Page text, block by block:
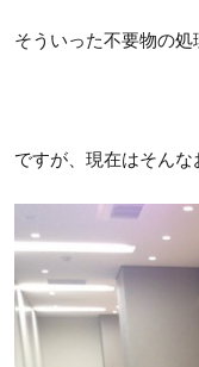
そういった不要物の処
ですが、現在はそんな